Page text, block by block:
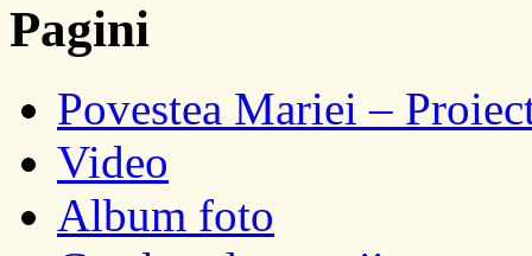
Pagini
Povestea Mariei –
Video
Album foto